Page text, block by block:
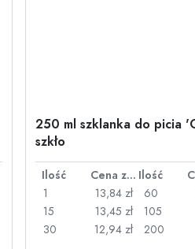
250 ml szklanka do picia
szkło
Ilość Cena za sztukę Ilość
1
13,84 zł
15
13,45 zł
30
12,94 zł
60
105
200